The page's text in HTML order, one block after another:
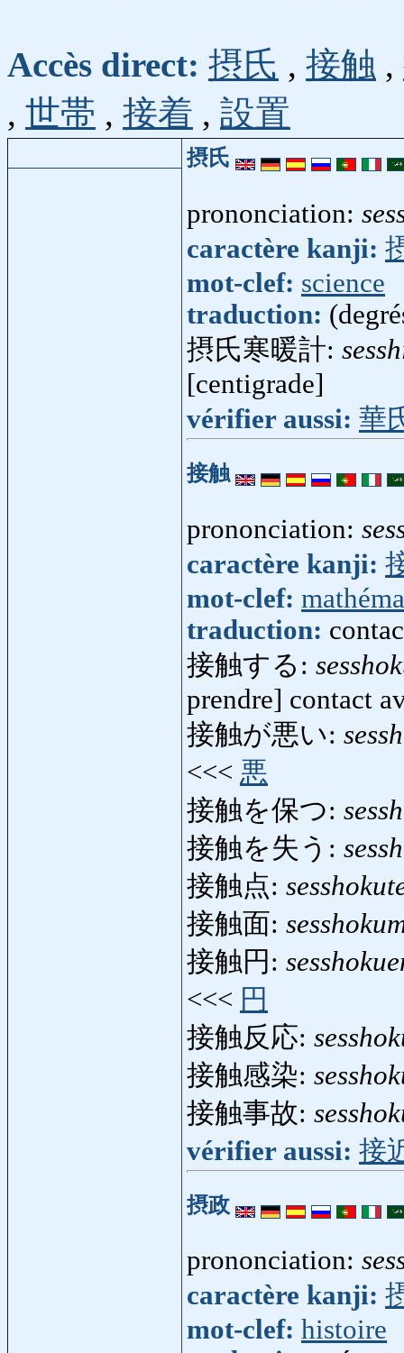
Accès direct: 摂氏 , 接触 ,
, 世帯 , 接着 , 設置
摂氏
prononciation:
caractère kanji:
mot-clef: science
traduction:
摂氏寒暖計:
[centigrade]
vérifier aussi: 華
接触
prononciation:
caractère kanji:
mot-clef:
traduction:
接触する:
prendre] contact
接触が悪い:
<<< 悪
接触を保つ:
接触を失う:
接触点:
接触面:
接触円:
<<< 円
接触反応:
接触感染:
接触事故:
vérifier aussi: 接
摂政
prononciation:
caractère kanji:
mot-clef: histoire